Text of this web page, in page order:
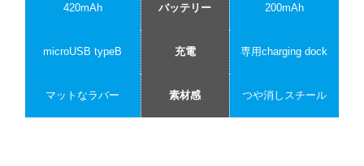
420mAh バッテリー 200mAh
microUSB typeB 充電 専用charging dock
マットなラバー 素材感 つや消しスチール